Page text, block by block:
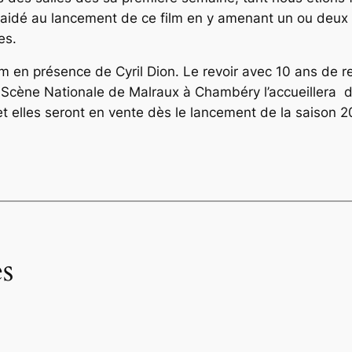
au lancement de ce film en y amenant un ou
en présence de Cyril Dion. Le revoir avec 10 ans de
Nationale de Malraux à Chambéry l’accueillera
elles seront en vente dès le lancement de la saison